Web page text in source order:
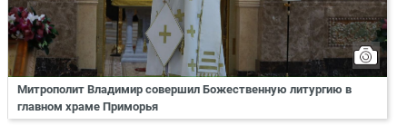
Митрополит Владимир совершил Божественную литургию в
главном храме Приморья